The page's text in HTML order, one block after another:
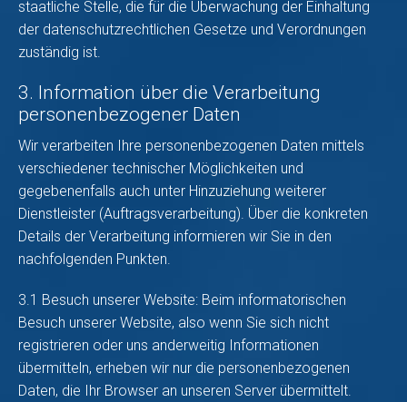
staatliche Stelle, die für die Überwachung der Einhaltung
der datenschutzrechtlichen Gesetze und Verordnungen
zuständig ist.
3. Information über die Verarbeitung
personenbezogener Daten
Wir verarbeiten Ihre personenbezogenen Daten mittels
verschiedener technischer Möglichkeiten und
gegebenenfalls auch unter Hinzuziehung weiterer
Dienstleister (Auftragsverarbeitung). Über die konkreten
Details der Verarbeitung informieren wir Sie in den
nachfolgenden Punkten.
3.1 Besuch unserer Website: Beim informatorischen
Besuch unserer Website, also wenn Sie sich nicht
registrieren oder uns anderweitig Informationen
übermitteln, erheben wir nur die personenbezogenen
Daten, die Ihr Browser an unseren Server übermittelt.